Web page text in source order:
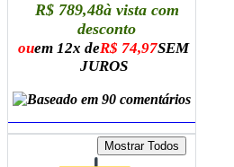
R$ 789,48à vista com
desconto
ouem 12x deR$ 74,97SEM
JUROS